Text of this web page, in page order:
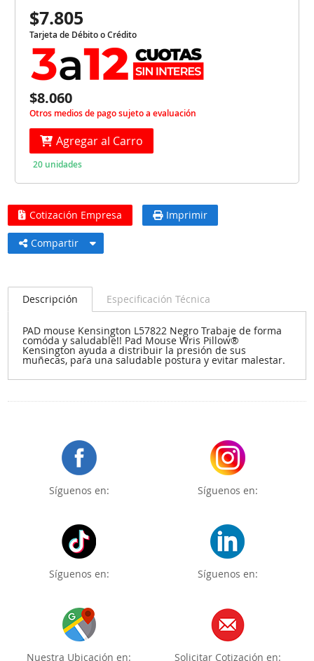
$7.805
Tarjeta de Débito o Crédito
$8.060
Otros medios de pago sujeto a evaluación
Agregar al Carro
20 unidades
Cotización Empresa Imprimir
Compartir
Descripción Especificación Técnica
PAD mouse Kensington L57822 Negro Trabaje de forma
comóda y saludable!! Pad Mouse Wris Pillow®
Kensington ayuda a distribuir la presión de sus
muñecas, para una saludable postura y evitar malestar.
Síguenos en: Síguenos en:
Síguenos en: Síguenos en:
Nuestra Ubicación en: Solicitar Cotización en: